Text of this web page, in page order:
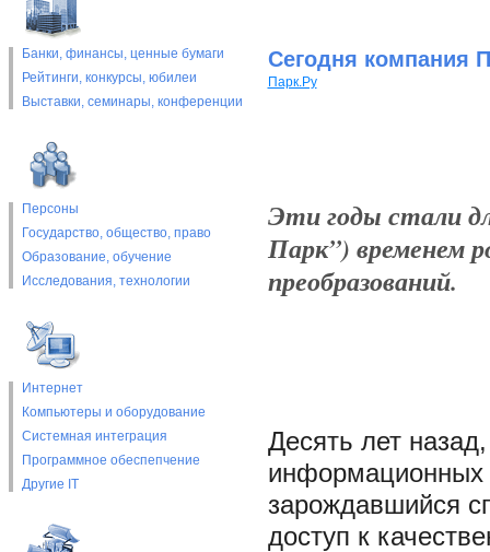
Банки, финансы, ценные бумаги
Рейтинги, конкурсы, юбилеи
Выставки, cеминары, конференции
Персоны
Государство, общество, право
Образование, обучение
Исследования, технологии
Интернет
Компьютеры и оборудование
Системная интеграция
Программное обеспепчение
Другие IT
Сегодня компания
Парк.Ру
Эти годы стали
Парк”) временем
преобразований.
Десять лет
информационных
зарождавшийся
доступ к